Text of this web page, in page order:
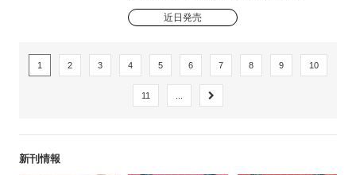
近日発売
1 2 3 4 5 6 7 8 9 10
11
新刊情報